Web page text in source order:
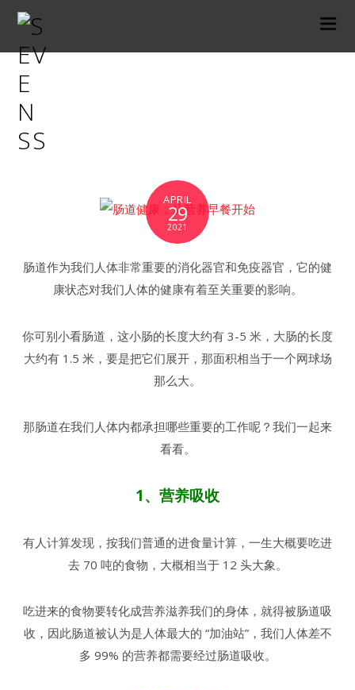
N137，肠道，营
养早餐
APRIL
29
2021
肠道作为我们人体非常重要的消化器官和免疫器官，它的健
康状态对我们人体的健康有着至关重要的影响。
你可别小看肠道，这小肠的长度大约有 3-5 米，大肠的长度
大约有 1.5 米，要是把它们展开，那面积相当于一个网球场
那么大。
那肠道在我们人体内都承担哪些重要的工作呢？我们一起来
看看。
1、营养吸收
有人计算发现，按我们普通的进食量计算，一生大概要吃进
去 70 吨的食物，大概相当于 12 头大象。
吃进来的食物要转化成营养滋养我们的身体，就得被肠道吸
收，因此肠道被认为是人体最大的 “加油站”，我们人体差不
多 99% 的营养都需要经过肠道吸收。